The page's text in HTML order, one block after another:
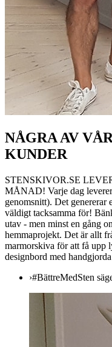
NÅGRA AV
KUNDER
STENSKIVOR.SE
MÅNAD! Varje dag
genomsnitt). Det
väldigt tacksamma för!
utav - men minst en gång
hemmaprojekt. Det är allt
marmorskiva för att få upp
designbord med
›#BättreMedSten